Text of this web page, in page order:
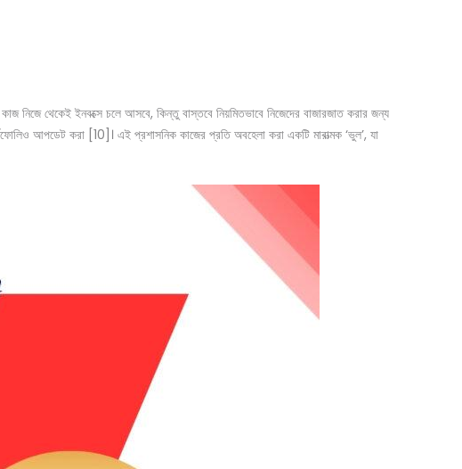
থেকেই ইনবক্সে চলে আসবে, কিন্তু বাস্তবে নিয়মিতভাবে নিজেদের বাজারজাত করার জন্য
আপডেট করা [10]। এই প্রশাসনিক কাজের প্রতি অবহেলা করা একটি মারাত্মক ‘ভুল’, যা